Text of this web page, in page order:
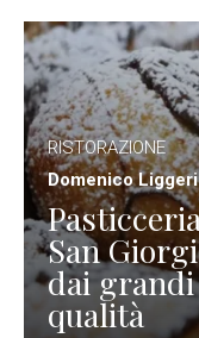
RISTORAZIONE
Domenico Liggeri
San
dai
qualità